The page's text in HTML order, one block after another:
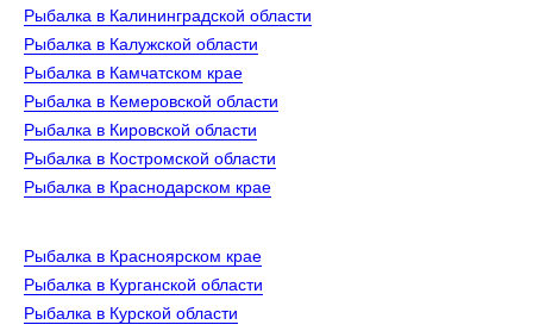
Рыбалка в Калининградской области
Рыбалка в Калужской области
Рыбалка в Камчатском крае
Рыбалка в Кемеровской области
Рыбалка в Кировской области
Рыбалка в Костромской области
Рыбалка в Краснодарском крае
Рыбалка в Красноярском крае
Рыбалка в Курганской области
Рыбалка в Курской области